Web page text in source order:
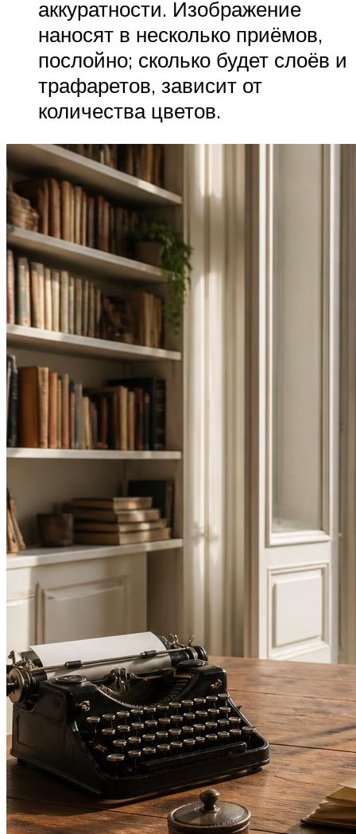
аккуратности. Изображение
наносят в несколько приёмов,
послойно; сколько будет слоёв и
трафаретов, зависит от
количества цветов.